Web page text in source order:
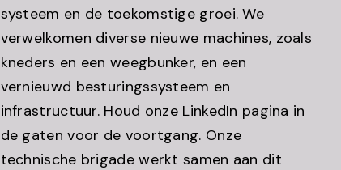
systeem en de toekomstige groei. We
verwelkomen diverse nieuwe machines, zoals
kneders en een weegbunker, en een
vernieuwd besturingssysteem en
infrastructuur. Houd onze LinkedIn pagina in
de gaten voor de voortgang. Onze
technische brigade werkt samen aan dit